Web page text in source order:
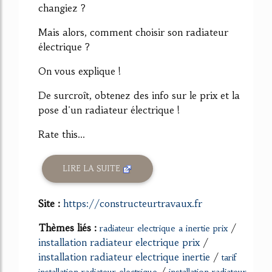
changiez ?
Mais alors, comment choisir son radiateur
électrique ?
On vous explique !
De surcroît, obtenez des info sur le prix et la
pose d'un radiateur électrique !
Rate this...
LIRE LA SUITE
Site : https://constructeurtravaux.fr
Thèmes liés : radiateur electrique a inertie prix /
installation radiateur electrique prix /
installation radiateur electrique inertie / tarif